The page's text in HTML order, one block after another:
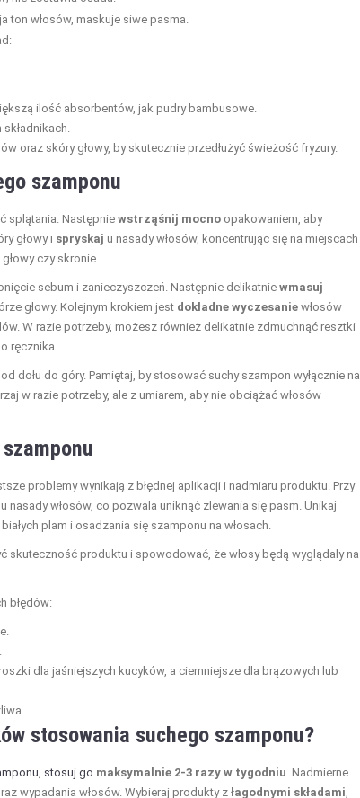
ton włosów, maskuje siwe pasma.
ilość absorbentów, jak pudry bambusowe.
oraz skóry głowy, by skutecznie przedłużyć świeżość fryzury.
szamponu
splątania. Następnie wstrząśnij mocno opakowaniem, aby
głowy i spryskaj u nasady włosów, koncentrując się na miejscach
czy skronie.
sebum i zanieczyszczeń. Następnie delikatniewmasuj
głowy. Kolejnym krokiem jest dokładne wyczesanie włosów
W razie potrzeby, możesz również delikatnie zdmuchnąć resztki
ręcznika.
dołu do góry. Pamiętaj, by stosować suchy szampon wyłącznie na
w razie potrzeby, ale z umiarem, aby nie obciążać włosów
problemy wynikają z błędnej aplikacji i nadmiaru produktu. Przy
włosów, co pozwala uniknąć zlewania się pasm. Unikaj
plam i osadzania się szamponu na włosach.
skuteczność produktu i spowodować, że włosy będą wyglądały na
błędów:
dla jaśniejszych kucyków, a ciemniejsze dla brązowych lub
stosowania suchego szamponu?
stosuj go maksymalnie 2-3 razy w tygodniu. Nadmierne
wypadania włosów. Wybieraj produkty z łagodnymi składami,